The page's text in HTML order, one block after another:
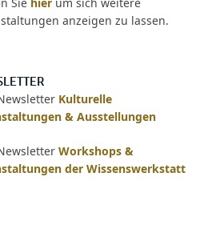
anzeigen zu lassen.
Kulturelle
& Ausstellungen
Workshops &
der Wissenswerkstatt